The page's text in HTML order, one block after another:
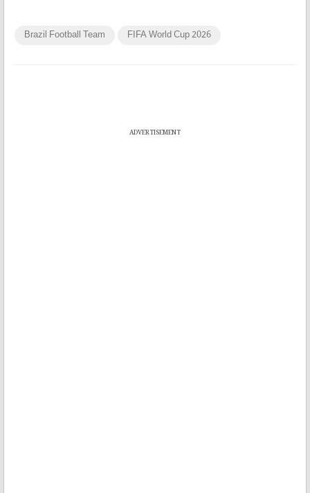
Brazil Football Team FIFA World Cup 2026
ADVERTISEMENT